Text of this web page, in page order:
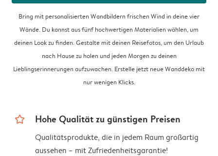
Bring mit personalisierten Wandbildern frischen Wind in deine vier
Wände. Du kannst aus fünf hochwertigen Materialien wählen, um
deinen Look zu finden. Gestalte mit deinen Reisefotos, um den Urlaub
nach Hause zu holen und jeden Morgen zu deinen
Lieblingserinnerungen aufzuwachen. Erstelle jetzt neue Wanddeko mit
nur wenigen Klicks.
star_outline Hohe Qualität zu günstigen Preisen
Qualitätsprodukte, die in jedem Raum großartig
aussehen – mit Zufriedenheitsgarantie!